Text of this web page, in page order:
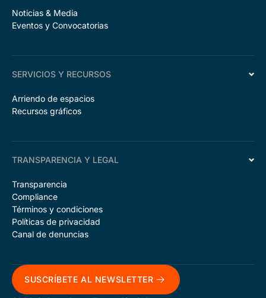
Noticias & Media
Eventos y Convocatorias
SERVICIOS Y RECURSOS
Arriendo de espacios
Recursos gráficos
TRANSPARENCIA Y LEGAL
Transparencia
Compliance
Términos y condiciones
Políticas de privacidad
Canal de denuncias
SUSCRÍBETE AL NEWSLETTER